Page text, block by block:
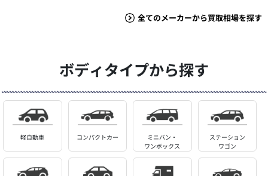
全てのメーカーから買取相場を探す
ボディタイプから探す
軽自動車 コンパクトカー
ミニバン・
ワンボックス
ステーション
ワゴン